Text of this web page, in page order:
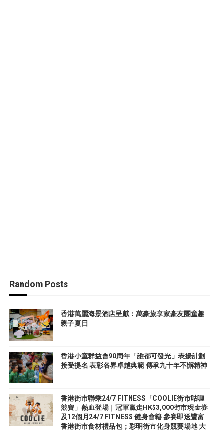
Random Posts
香港萬麗海景酒店呈獻：萬豪旅享家豪友團童趣
親子夏日
香港小童群益會90周年「誰都可發光」表揚計劃
接受提名 表彰各界卓越典範 傳承九十年不懈精神
香港街市聯乘24/7 FITNESS「COOLIE街市咕喱
競賽」熱血登場｜冠軍贏走HK$3,000街市現金券
及12個月24/7 FITNESS 健身會籍 參賽即送豐富
香港街市食材禮品包；彩明街市化身競賽場地 大